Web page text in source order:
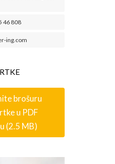
46 808
ing.com
brošuru
u PDF
(2.5 MB)